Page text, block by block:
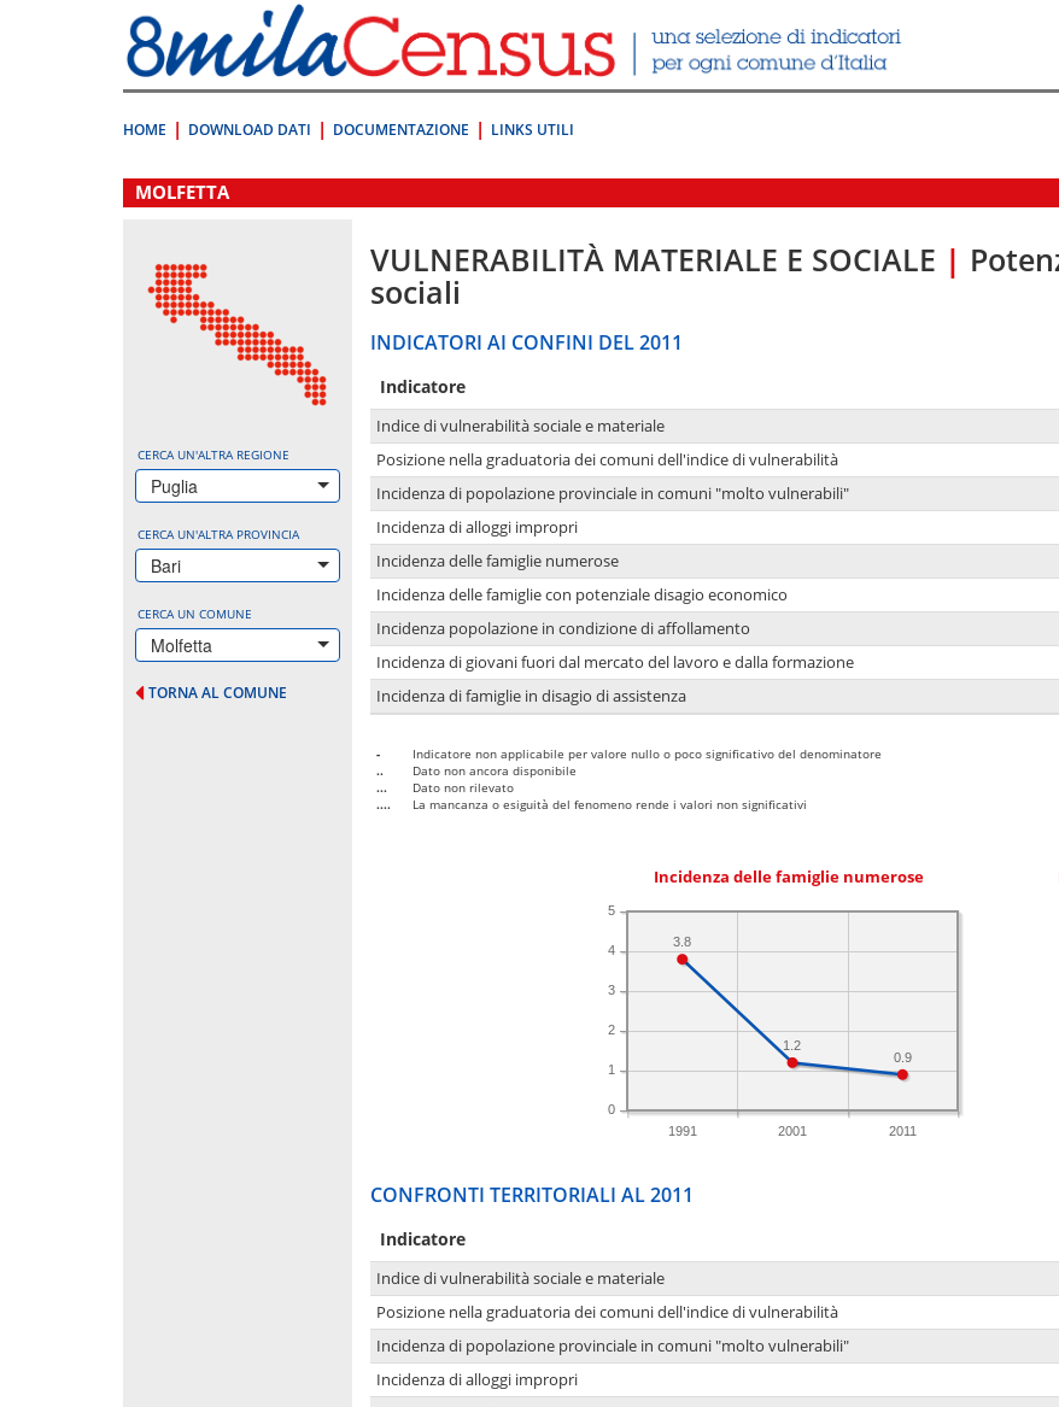
direttamente
a:
Contenuto
HOME DOWNLOAD DATI DOCUMENTAZIONE LINKS UTILI
.
MOLFETTA
CERCA UN'ALTRA REGIONE
Puglia
CERCA UN'ALTRA PROVINCIA
Bari
CERCA UN COMUNE
Molfetta
TORNA AL COMUNE
VULNERABILITÀ MATERIALE E SOCIALE |
sociali
INDICATORI AI CONFINI DEL 2011
Indicatore
Indice di vulnerabilità sociale e materiale
Posizione nella graduatoria dei comuni dell'indice di vulnerabilità
Incidenza di popolazione provinciale in comuni "molto vulnerabili"
Incidenza di alloggi impropri
Incidenza delle famiglie numerose
Incidenza delle famiglie con potenziale disagio economico
Incidenza popolazione in condizione di affollamento
Incidenza di giovani fuori dal mercato del lavoro e dalla formazione
Incidenza di famiglie in disagio di assistenza
-
Indicatore non applicabile per valore nullo o poco significativo del denominatore
..
Dato non ancora disponibile
...
Dato non rilevato
....
La mancanza o esiguità del fenomeno rende i valori non significativi
Incidenza delle famiglie numerose
1991 2001 2011
0
1
2
3
4
5
0.9
1.2
3.8
CONFRONTI TERRITORIALI AL 2011
Indicatore
Indice di vulnerabilità sociale e materiale
Posizione nella graduatoria dei comuni dell'indice di vulnerabilità
Incidenza di popolazione provinciale in comuni "molto vulnerabili"
Incidenza di alloggi impropri